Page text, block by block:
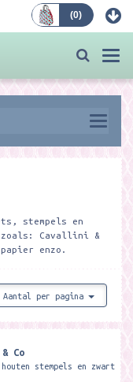
(0)
stempels en
zoals: Cavallini &
enzo.
Aantal per pagina
Co
stempels en zwart